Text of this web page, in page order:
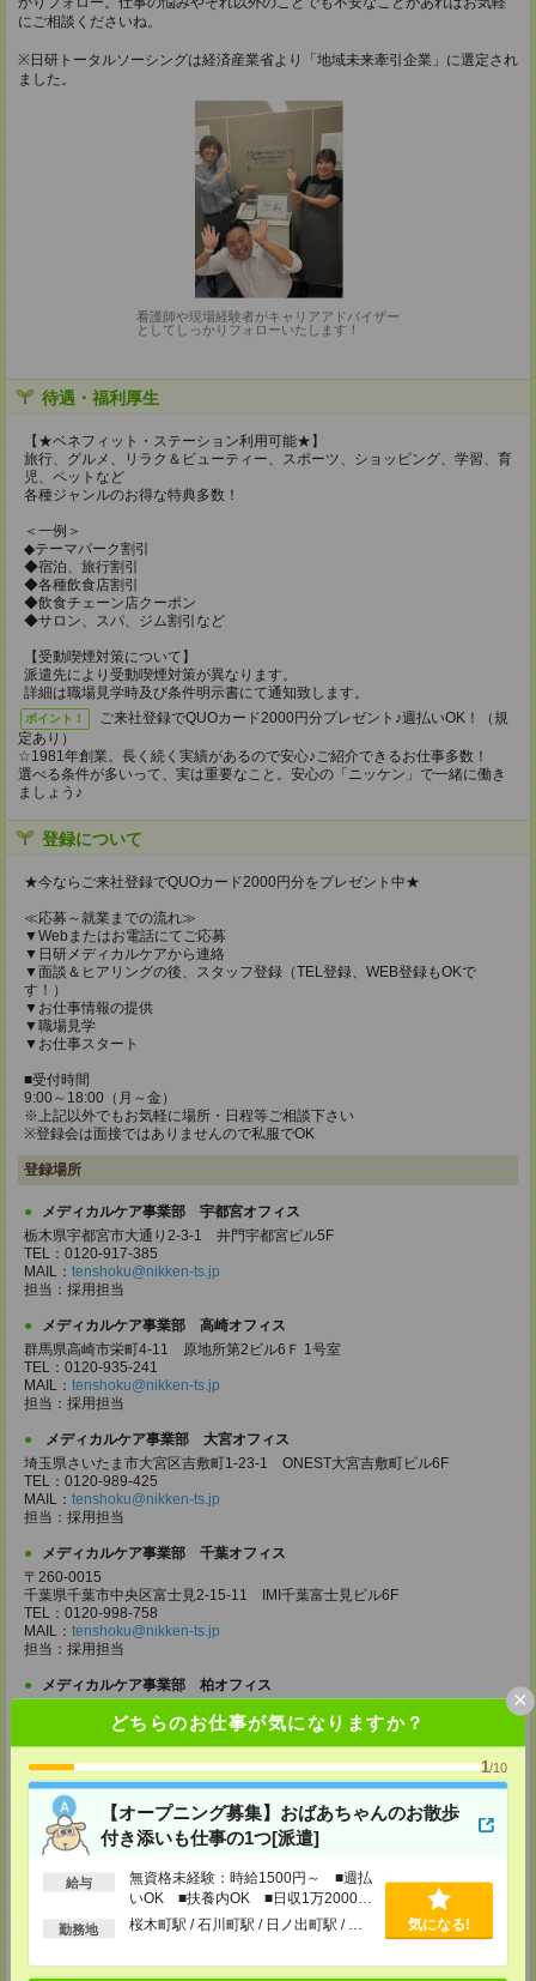
どちらのお仕事が気になりますか？
1/10
【オープニング募集】おばあちゃんのお散歩
付き添いも仕事の1つ[派遣]
給与
無資格未経験：時給1500円～ ■週払
いOK ■扶養内OK ■日収1万2000円
以上
勤務地 桜木町駅 / 石川町駅 / 日ノ出町駅 / … 気になる!
×
にご相談くださいね。
※日研トータルソーシングは経済産業省より「地域未来牽引企業」に選定され
ました。
看護師や現場経験者がキャリアアドバイザー
としてしっかりフォローいたします！
待遇・福利厚生
【★ベネフィット・ステーション利用可能★】
旅行、グルメ、リラク＆ビューティー、スポーツ、ショッピング、学習、育
児、ペットなど
各種ジャンルのお得な特典多数！
＜一例＞
◆テーマパーク割引
◆宿泊、旅行割引
◆各種飲食店割引
◆飲食チェーン店クーポン
◆サロン、スパ、ジム割引など
【受動喫煙対策について】
派遣先により受動喫煙対策が異なります。
詳細は職場見学時及び条件明示書にて通知致します。
ポイント！
ご来社登録でQUOカード2000円分プレゼント♪週払いOK！（規
定あり）
☆1981年創業。長く続く実績があるので安心♪ご紹介できるお仕事多数！
選べる条件が多いって、実は重要なこと。安心の「ニッケン」で一緒に働き
ましょう♪
登録について
★今ならご来社登録でQUOカード2000円分をプレゼント中★
≪応募～就業までの流れ≫
▼Webまたはお電話にてご応募
▼日研メディカルケアから連絡
▼面談＆ヒアリングの後、スタッフ登録（TEL登録、WEB登録もOKで
す！）
▼お仕事情報の提供
▼職場見学
▼お仕事スタート
■受付時間
9:00～18:00（月～金）
※上記以外でもお気軽に場所・日程等ご相談下さい
※登録会は面接ではありませんので私服でOK
登録場所
メディカルケア事業部 宇都宮オフィス
栃木県宇都宮市大通り2-3-1 井門宇都宮ビル5F
TEL：0120-917-385
MAIL： tenshoku@nikken-ts.jp
担当：採用担当
メディカルケア事業部 高崎オフィス
群馬県高崎市栄町4-11 原地所第2ビル6Ｆ 1号室
TEL：0120-935-241
MAIL： tenshoku@nikken-ts.jp
担当：採用担当
メディカルケア事業部 大宮オフィス
埼玉県さいたま市大宮区吉敷町1-23-1 ONEST大宮吉敷町ビル6F
TEL：0120-989-425
MAIL： tenshoku@nikken-ts.jp
担当：採用担当
メディカルケア事業部 千葉オフィス
〒260-0015
千葉県千葉市中央区富士見2-15-11 IMI千葉富士見ビル6F
TEL：0120-998-758
MAIL： tenshoku@nikken-ts.jp
担当：採用担当
メディカルケア事業部 柏オフィス
TEL：0120-935-218
MAIL：tenshoku@nikken-ts.jp
担当：採用担当
メディカルケア事業部 新宿オフィス
東京都新宿区新宿2-3-10 新宿御苑ビル6階
TEL：0120-457-235
MAIL：
tenshoku@nikken-ts.jp
担当：採用担当
東京都立川市錦町1-12-14